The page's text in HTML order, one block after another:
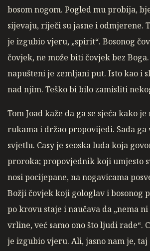
bosom nogom. Pogled mu probija,
sijevaju, riječi su jasne i odmjerene.
je izgubio vjeru, „spirit“. Bosonog
čovjek, ne može biti čovjek bez
napušteni je zemljani put. Isto kao i
nad njim. Teško bi bilo zamisliti
Tom Joad kaže da ga se sjeća kako
rukama i držao propovijedi. Sada
svjetlu. Casy je seoska luda koja
proroka; propovjednik koji umjesto
nosi pocijepane, na nogavicama
Božji čovjek koji gologlav i bosonog
po krovu staje i naučava da „nema
vrline, već samo ono što ljudi rade“.
je izgubio vjeru. Ali, jasno nam je, taj